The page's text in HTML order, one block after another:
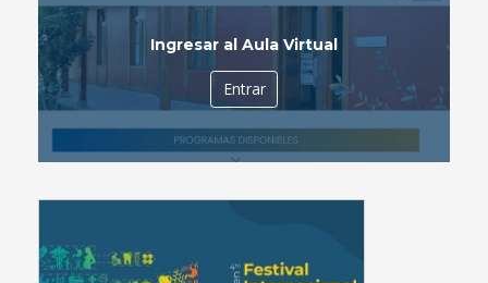
Ingresar al Aula Virtual
Entrar